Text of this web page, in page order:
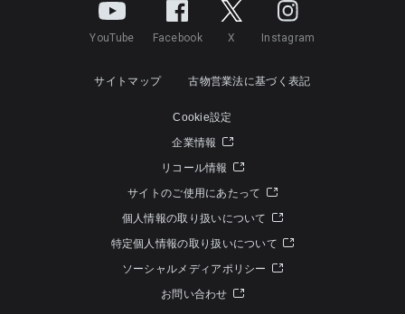
YouTube Facebook X Instagram
サイトマップ 古物営業法に基づく表記
Cookie設定
企業情報
リコール情報
サイトのご使用にあたって
個人情報の取り扱いについて
特定個人情報の取り扱いについて
ソーシャルメディアポリシー
お問い合わせ